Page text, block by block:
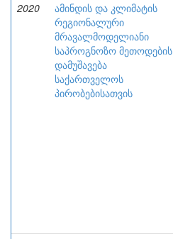
2020
ამინდის და კლიმატის
რეგიონალური
მრავალმოდელიანი
საპროგნოზო მეთოდების
დამუშავება
საქართველოს
პირობებისათვის